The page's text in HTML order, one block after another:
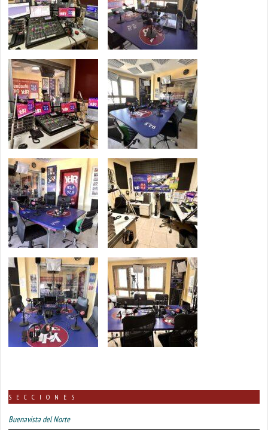
SECCIONES
Buenavista del Norte